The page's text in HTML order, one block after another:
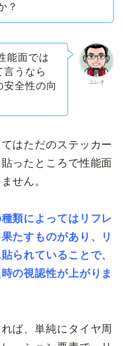
？
ユレオ
能面では
言うなら
安全性の向
はただのステッカー
ったところで性能面
せん。
類によってはリフレ
たすものがあり、リ
られていることで、
の視認性が上がりま
ば、単純にタイヤ周